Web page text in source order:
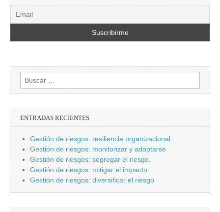
Buscar:
ENTRADAS RECIENTES
Gestión de riesgos: resiliencia organizacional
Gestión de riesgos: monitorizar y adaptarse
Gestión de riesgos: segregar el riesgo.
Gestión de riesgos: mitigar el impacto
Gestión de riesgos: diversificar el riesgo